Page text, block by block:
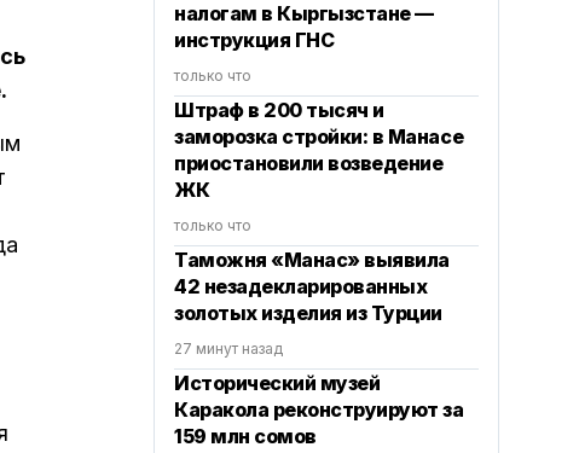
налогам в Кыргызстане —
инструкция ГНС
только что
Штраф в 200 тысяч и
заморозка стройки: в Манасе
приостановили возведение
ЖК
только что
Таможня «Манас» выявила
42 незадекларированных
золотых изделия из Турции
27 минут назад
Исторический музей
Каракола реконструируют за
159 млн сомов